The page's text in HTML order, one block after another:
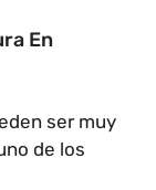
En
ser muy
de los